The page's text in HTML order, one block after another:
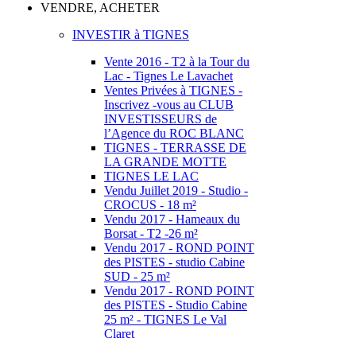
VENDRE, ACHETER
INVESTIR à TIGNES
Vente 2016 - T2 à la Tour du
Lac - Tignes Le Lavachet
Ventes Privées à TIGNES -
Inscrivez -vous au CLUB
INVESTISSEURS de
l’Agence du ROC BLANC
TIGNES - TERRASSE DE
LA GRANDE MOTTE
TIGNES LE LAC
Vendu Juillet 2019 - Studio -
CROCUS - 18 m²
Vendu 2017 - Hameaux du
Borsat - T2 -26 m²
Vendu 2017 - ROND POINT
des PISTES - studio Cabine
SUD - 25 m²
Vendu 2017 - ROND POINT
des PISTES - Studio Cabine
25 m² - TIGNES Le Val
Claret